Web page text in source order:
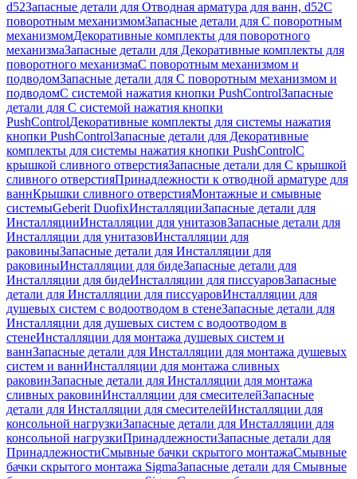
d52Запасные детали для Отводная арматура для ванн, d52С
поворотным механизмомЗапасные детали для С поворотным
механизмомДекоративные комплекты для поворотного
механизмаЗапасные детали для Декоративные комплекты для
поворотного механизмаС поворотным механизмом и
подводомЗапасные детали для С поворотным механизмом и
подводомС системой нажатия кнопки PushControlЗапасные
детали для С системой нажатия кнопки
PushControlДекоративные комплекты для системы нажатия
кнопки PushControlЗапасные детали для Декоративные
комплекты для системы нажатия кнопки PushControlС
крышкой сливного отверстияЗапасные детали для С крышкой
сливного отверстияПринадлежности к отводной арматуре для
ваннКрышки сливного отверстияМонтажные и смывные
системыGeberit DuofixИнсталляцииЗапасные детали для
ИнсталляцииИнсталляции для унитазовЗапасные детали для
Инсталляции для унитазовИнсталляции для
раковиныЗапасные детали для Инсталляции для
раковиныИнсталляции для бидеЗапасные детали для
Инсталляции для бидеИнсталляции для писсуаровЗапасные
детали для Инсталляции для писсуаровИнсталляции для
душевых систем с водоотводом в стенеЗапасные детали для
Инсталляции для душевых систем с водоотводом в
стенеИнсталляции для монтажа душевых систем и
ваннЗапасные детали для Инсталляции для монтажа душевых
систем и ваннИнсталляции для монтажа сливных
раковинЗапасные детали для Инсталляции для монтажа
сливных раковинИнсталляции для смесителейЗапасные
детали для Инсталляции для смесителейИнсталляции для
консольной нагрузкиЗапасные детали для Инсталляции для
консольной нагрузкиПринадлежностиЗапасные детали для
ПринадлежностиСмывные бачки скрытого монтажаСмывные
бачки скрытого монтажа SigmaЗапасные детали для Смывные